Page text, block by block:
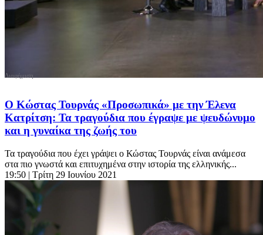
Ο Κώστας Τουρνάς «Προσωπικά» με την Έλενα
Κατρίτση: Τα τραγούδια που έγραψε με ψευδώνυμο
και η γυναίκα της ζωής του
Τα τραγούδια που έχει γράψει ο Κώστας Τουρνάς είναι ανάμεσα
στα πιο γνωστά και επιτυχημένα στην ιστορία της ελληνικής...
19:50 | Τρίτη 29 Ιουνίου 2021